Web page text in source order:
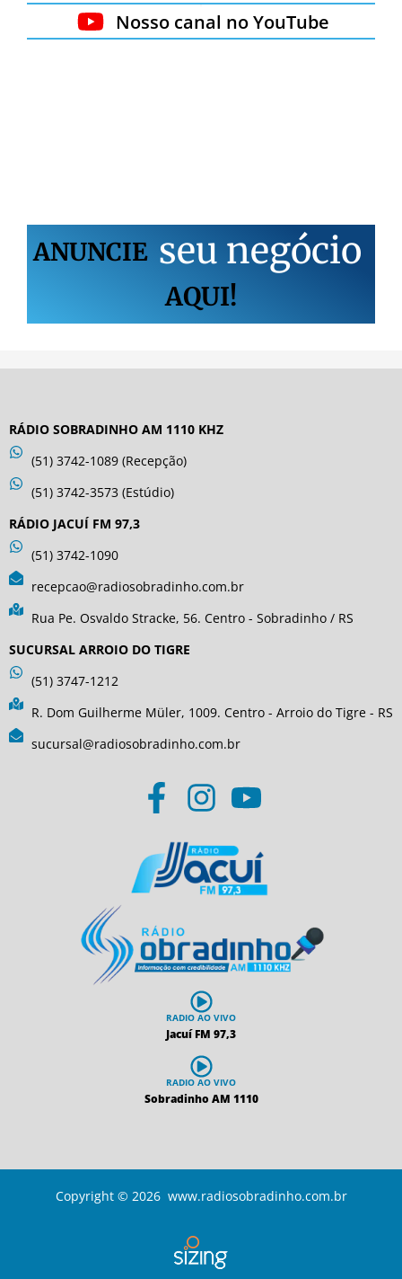
Nosso canal no YouTube
ANUNCIE seu negócio
AQUI!
RÁDIO SOBRADINHO AM 1110 KHZ
(51) 3742-1089 (Recepção)
(51) 3742-3573 (Estúdio)
RÁDIO JACUÍ FM 97,3
(51) 3742-1090
recepcao@radiosobradinho.com.br
Rua Pe. Osvaldo Stracke, 56. Centro - Sobradinho / RS
SUCURSAL ARROIO DO TIGRE
(51) 3747-1212
R. Dom Guilherme Müler, 1009. Centro - Arroio do Tigre - RS
sucursal@radiosobradinho.com.br
RADIO AO VIVO
Jacuí FM 97,3
RADIO AO VIVO
Sobradinho AM 1110
Copyright © 2026 www.radiosobradinho.com.br